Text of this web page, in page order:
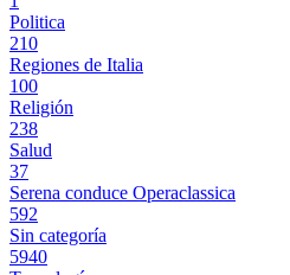
Politica
210
Regiones de Italia
100
Religión
238
Salud
37
Serena conduce Operaclassica
592
Sin categoría
5940